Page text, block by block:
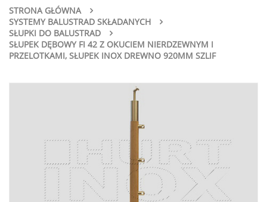
STRONA GŁÓWNA
SYSTEMY BALUSTRAD SKŁADANYCH
SŁUPKI DO BALUSTRAD
SŁUPEK DĘBOWY FI 42 Z OKUCIEM NIERDZEWNYM I
PRZELOTKAMI, SŁUPEK INOX DREWNO 920MM SZLIF